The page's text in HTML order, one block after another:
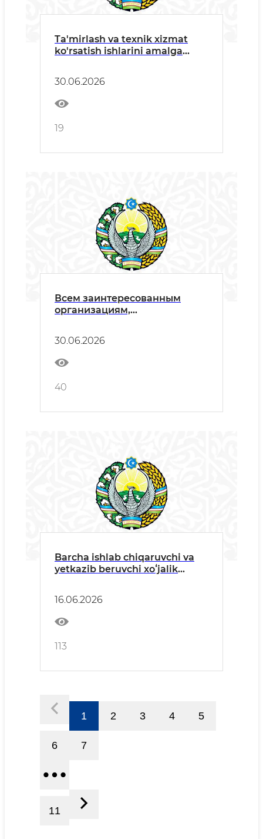
Ta'mirlash va texnik xizmat
ko'rsatish ishlarini amalga
30.06.2026
19
Всем заинтересованным
организациям,
30.06.2026
40
Barcha ishlab chiqaruvchi va
yetkazib beruvchi xoʻjalik
16.06.2026
113
1 2 3 4 5
6 7
11